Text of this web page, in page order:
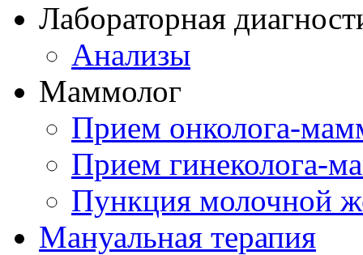
Лабораторная
Анализы
Маммолог
Прием онколога-
Прием гинеколога-
Пункция молочной
Мануальная терапия